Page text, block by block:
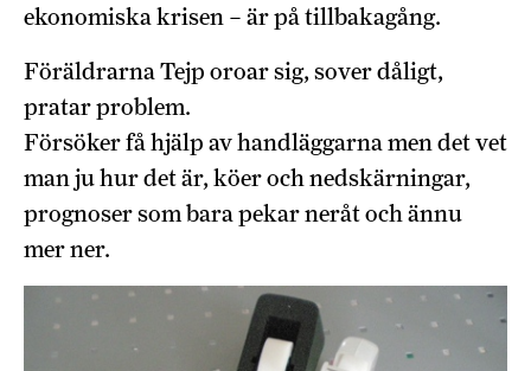
ekonomiska krisen – är på tillbakagång.
Föräldrarna Tejp oroar sig, sover dåligt,
pratar problem.
Försöker få hjälp av handläggarna men det vet
man ju hur det är, köer och nedskärningar,
prognoser som bara pekar neråt och ännu
mer ner.